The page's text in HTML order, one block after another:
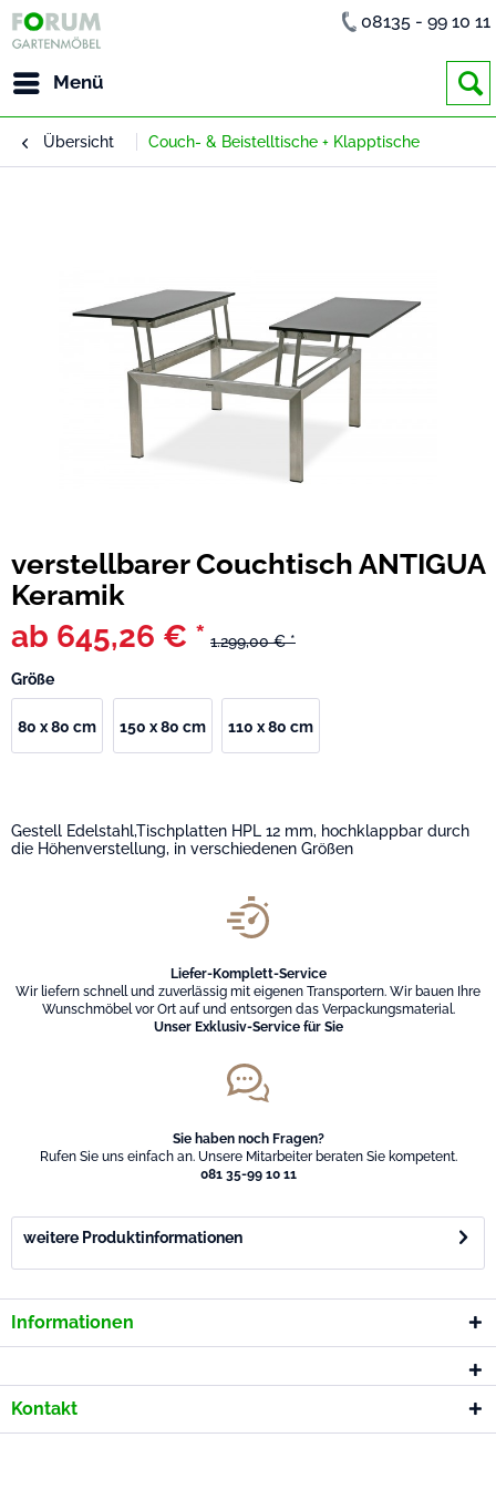
Menü
08135 - 99 10 11
Übersicht Couch- & Beistelltische + Klapptische
verstellbarer Couchtisch ANTIGUA
Keramik
ab 645,26 € * 1.299,00 € *
Größe
80 x 80 cm 150 x 80 cm 110 x 80 cm
Gestell Edelstahl,Tischplatten HPL 12 mm, hochklappbar durch
die Höhenverstellung, in verschiedenen Größen
Liefer-Komplett-Service
Wir liefern schnell und zuverlässig mit eigenen Transportern. Wir bauen Ihre
Wunschmöbel vor Ort auf und entsorgen das Verpackungsmaterial.
Unser Exklusiv-Service für Sie
Sie haben noch Fragen?
Rufen Sie uns einfach an. Unsere Mitarbeiter beraten Sie kompetent.
081 35-99 10 11
weitere Produktinformationen
Informationen
Kontakt